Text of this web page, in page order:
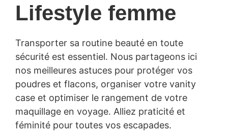
Lifestyle femme
Transporter sa routine beauté en toute
sécurité est essentiel. Nous partageons ici
nos meilleures astuces pour protéger vos
poudres et flacons, organiser votre vanity
case et optimiser le rangement de votre
maquillage en voyage. Alliez praticité et
féminité pour toutes vos escapades.